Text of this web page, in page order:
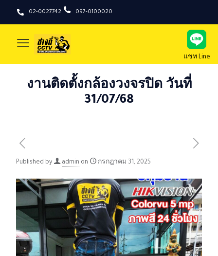
02-0027742 097-0100020
แชท Line
งานติดตั้งกล้องวงจรปิด วันที่
31/07/68
Published by admin on กรกฎาคม 31, 2025